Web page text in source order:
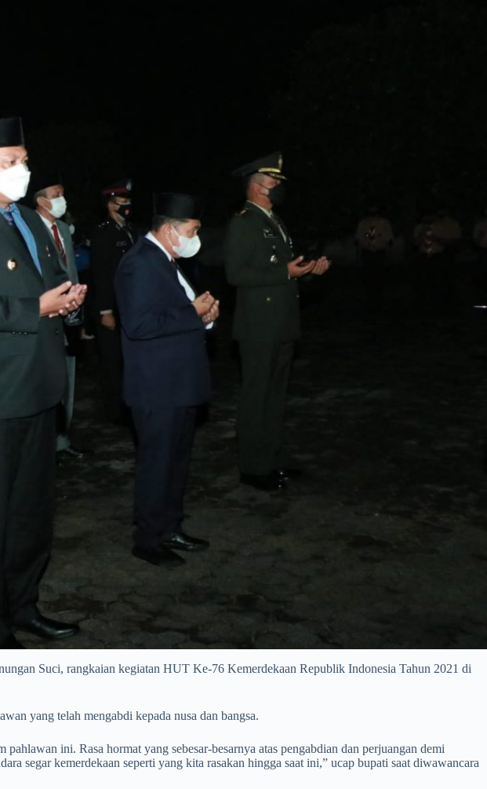
Suci, rangkaian kegiatan HUT Ke-76 Kemerdekaan Republik Indonesia Tahun 2021 di
yang telah mengabdi kepada nusa dan bangsa.
ini. Rasa hormat yang sebesar-besarnya atas pengabdian dan perjuangan demi
segar kemerdekaan seperti yang kita rasakan hingga saat ini,” ucap bupati saat diwawancara